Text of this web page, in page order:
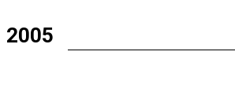
2005